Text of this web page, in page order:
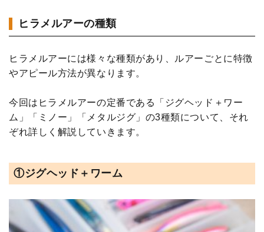
ヒラメルアーの種類
ヒラメルアーには様々な種類があり、ルアーごとに特徴
やアピール方法が異なります。
今回はヒラメルアーの定番である「ジグヘッド＋ワー
ム」「ミノー」「メタルジグ」の3種類について、それ
ぞれ詳しく解説していきます。
①ジグヘッド＋ワーム